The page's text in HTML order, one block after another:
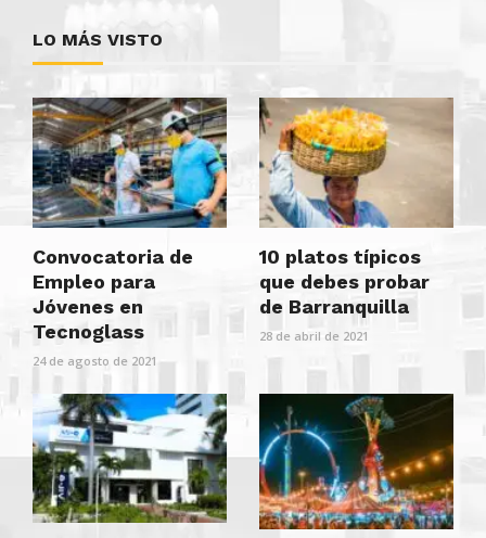
LO MÁS VISTO
Convocatoria de
Empleo para
Jóvenes en
Tecnoglass
24 de agosto de 2021
10 platos típicos
que debes probar
de Barranquilla
28 de abril de 2021